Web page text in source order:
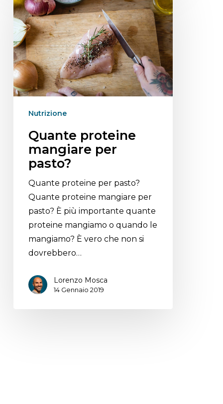
Nutrizione
Quante proteine
mangiare per
pasto?
Quante proteine per pasto?
Quante proteine mangiare per
pasto? È più importante quante
proteine mangiamo o quando le
mangiamo? È vero che non si
dovrebbero…
Lorenzo Mosca
14 Gennaio 2019